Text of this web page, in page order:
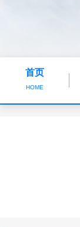
首页
HOME